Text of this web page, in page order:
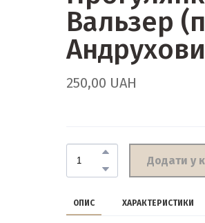
Вальзер
250,00 UAH
Додати у
ОПИС ХАРАКТЕРИСТИКИ